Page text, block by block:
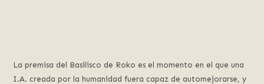
La premisa del Basilisco de Roko es el momento en el que una
I.A. creada por la humanidad fuera capaz de automejorarse, y